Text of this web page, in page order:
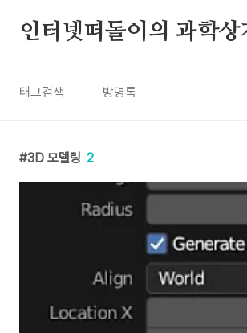
인터넷떠돌이의 과학상
태그검색 방명록
3D 모델링 2